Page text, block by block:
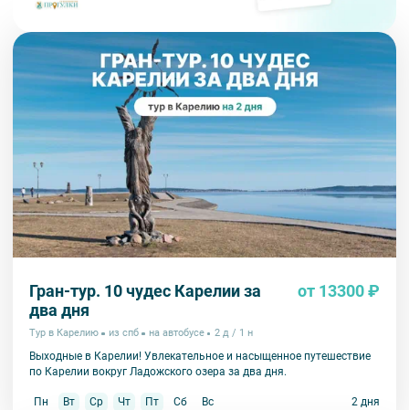
Гран-тур. 10 чудес Карелии за
два дня
от 13300 ₽
Тур в Карелию из спб на автобусе 2 д / 1 н
Выходные в Карелии! Увлекательное и насыщенное путешествие
по Карелии вокруг Ладожского озера за два дня.
Пн Вт Ср Чт Пт Сб Вс 2 дня